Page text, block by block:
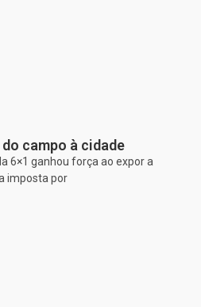
campo à cidade
6×1 ganhou força ao expor a
imposta por